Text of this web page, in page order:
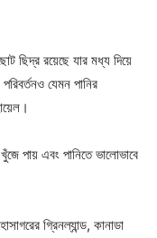
ছিদ্র রয়েছে যার মধ্য দিয়ে
যেমন পানির
পায় এবং পানিতে ভালোভাবে
গ্রিনল্যান্ড, কানাডা